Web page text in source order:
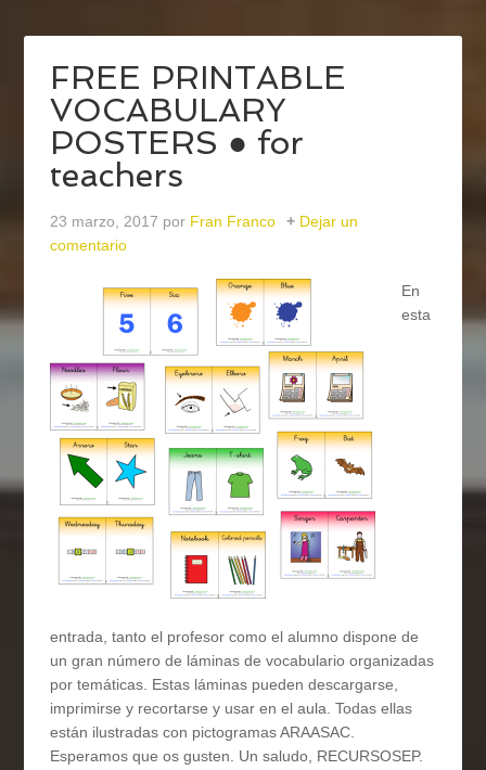
FREE PRINTABLE
VOCABULARY
POSTERS ● for
teachers
23 marzo, 2017 por Fran Franco
Dejar un
comentario
En
esta
entrada, tanto el profesor como el alumno dispone de
un gran número de láminas de vocabulario organizadas
por temáticas. Estas láminas pueden descargarse,
imprimirse y recortarse y usar en el aula. Todas ellas
están ilustradas con pictogramas ARAASAC.
Esperamos que os gusten. Un saludo, RECURSOSEP.